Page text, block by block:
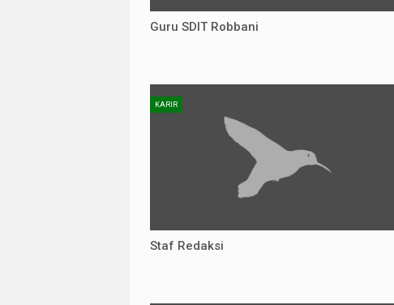
Guru SDIT Robbani
KARIR
Staf Redaksi